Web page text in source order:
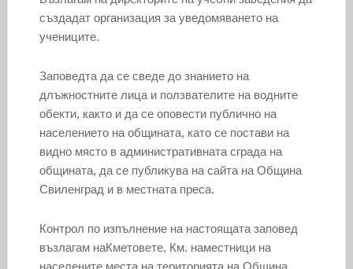
създадат организация за уведомяването на
учениците.
Заповедта да се сведе до знанието на
длъжностните лица и ползвателите на водните
обекти, както и да се оповести публично на
населението на общината, като се постави на
видно място в административната сграда на
общината, да се публикува на сайта на Община
Свиленград и в местната преса.
Контрол по изпълнение на настоящата заповед
възлагам наКметовете, Км. наместници на
населените места на територията на Община